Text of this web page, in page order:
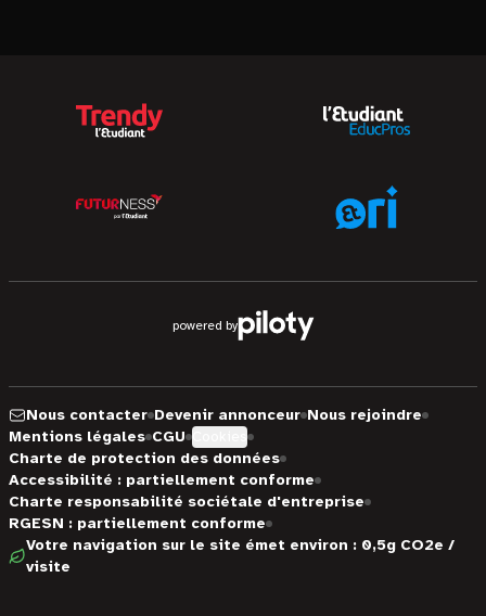
powered by
Nous contacter Devenir annonceur Nous rejoindre
Mentions légales CGU
Charte de protection des données
Accessibilité : partiellement conforme
Charte responsabilité sociétale d'entreprise
RGESN : partiellement conforme
Votre navigation sur le site émet environ : 0,5g CO2e /
visite